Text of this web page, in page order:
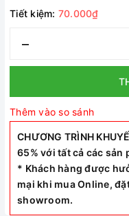
Tiết kiệm: 70.000₫
–
Thêm vào so sánh
CHƯƠNG TRÌNH
65% với tất cả các sản
* Khách hàng được
mại khi mua Online,
showroom.